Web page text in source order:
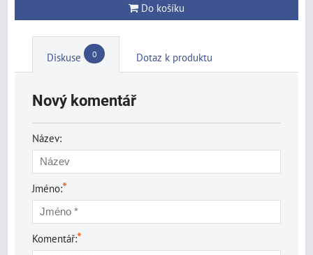
Do košíku
Diskuse 0 Dotaz k produktu
Nový komentář
Název:
Jméno:*
Komentář:*